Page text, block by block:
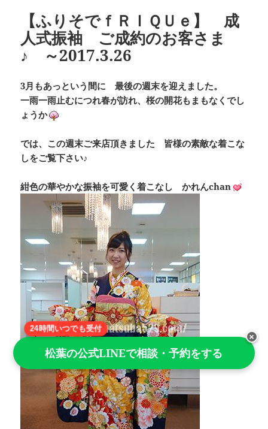
【ふりそでｆＲＩＱＵｅ】 成
人式振袖 ご成約のお客さま
♪ ～2017.3.26
3月もあっという間に 最後の週末を迎えました。
一雨一雨止むにつれ春が訪れ、桜の開花もまもなくでし
ょうか
では、この週末ご来店頂きました 皆様の素敵な着こな
しをご覧下さい♪
紺色の華やかな振袖を可愛く着こなし かれんchan
24時間いつでも受付
松葉の公式LINEで相談・予約をする
×